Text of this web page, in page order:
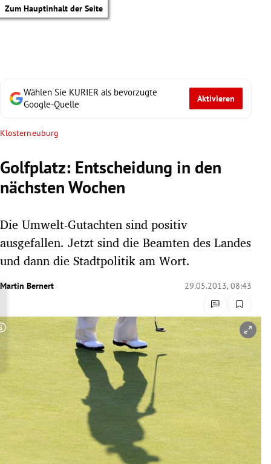
Zum Hauptinhalt der Seite
Untermenü
Untermenü
Untermenü
Untermenü
Untermenü
Untermenü
Untermenü
Wählen Sie KURIER als bevorzugte
Google-Quelle
Aktivieren
Klosterneuburg
Golfplatz: Entscheidung in den
nächsten Wochen
Die Umwelt-Gutachten sind positiv
ausgefallen. Jetzt sind die Beamten des Landes
und dann die Stadtpolitik am Wort.
Martin Bernert 29.05.2013, 08:43
Copyright-Hinweis öffnen/schließen